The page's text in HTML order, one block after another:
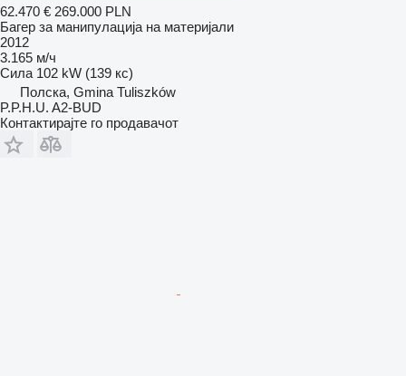
62.470 € 269.000 PLN
Багер за манипулација на материјали
2012
3.165 м/ч
Сила 102 kW (139 кс)
Полска, Gmina Tuliszków
P.P.H.U. A2-BUD
Контактирајте го продавачот